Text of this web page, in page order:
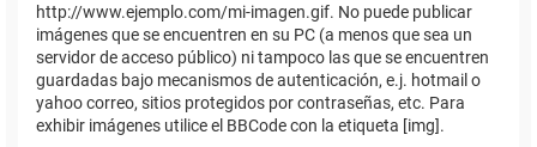
http://www.ejemplo.com/mi-imagen.gif. No puede publicar
imágenes que se encuentren en su PC (a menos que sea un
servidor de acceso público) ni tampoco las que se encuentren
guardadas bajo mecanismos de autenticación, e.j. hotmail o
yahoo correo, sitios protegidos por contraseñas, etc. Para
exhibir imágenes utilice el BBCode con la etiqueta [img].